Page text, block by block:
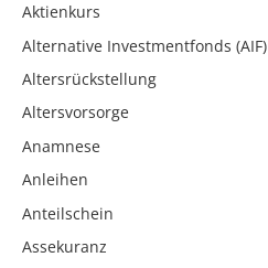
Aktienkurs
Alternative Investmentfonds (AIF)
Altersrückstellung
Altersvorsorge
Anamnese
Anleihen
Anteilschein
Assekuranz